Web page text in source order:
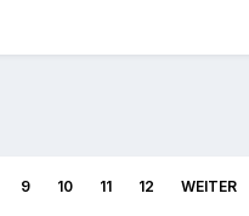
9 10 11 12 WEITER